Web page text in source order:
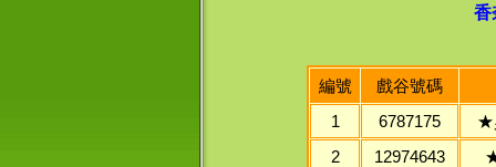
編號
戲谷號碼
1
6787175
★
2
12974643